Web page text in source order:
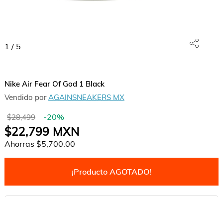
1 / 5
Nike Air Fear Of God 1 Black
Vendido porAGAINSNEAKERS MX
$28,499 -20%
$22,799MXN
Ahorras $5,700.00
¡Producto AGOTADO!